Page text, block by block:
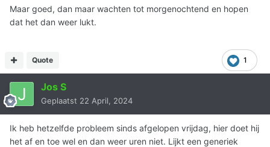
Maar goed, dan maar wachten tot morgenochtend en hopen
dat het dan weer lukt.
1
Quote
Jos S
Geplaatst 22 April, 2024
Ik heb hetzelfde probleem sinds afgelopen vrijdag, hier doet hij
het af en toe wel en dan weer uren niet. Lijkt een generiek